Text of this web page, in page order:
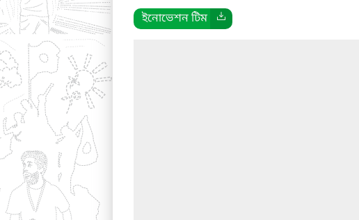
ইনোভেশন টিম